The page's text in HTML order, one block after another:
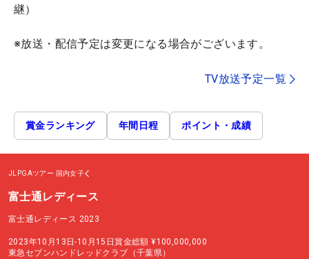
継）
※放送・配信予定は変更になる場合がございます。
TV放送予定一覧
賞金ランキング 年間日程 ポイント・成績
JLPGAツアー 国内女子
富士通レディース
富士通レディース 2023
2023年10月13日-10月15日賞金総額 ¥100,000,000
東急セブンハンドレッドクラブ（千葉県）